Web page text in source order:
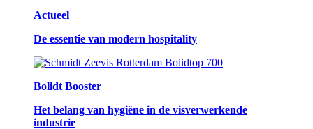
Actueel
De essentie van modern hospitality
Bolidt Booster
Het belang van hygiëne in de visverwerkende
industrie